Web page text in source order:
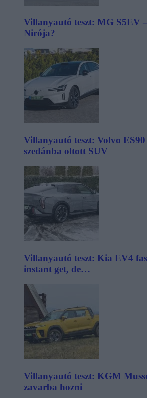
Villanyautó teszt: MG S5EV
Nirója?
Villanyautó teszt: Volvo
szedánba oltott SUV
Villanyautó teszt: Kia EV4
instant get, de…
Villanyautó teszt: KGM
zavarba hozni